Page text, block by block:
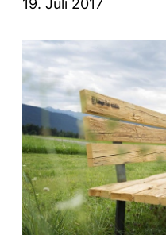
19. Juli 2017